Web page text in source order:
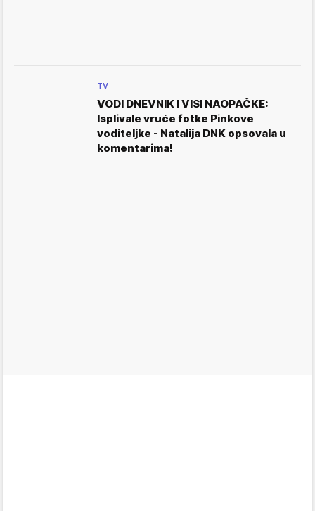
TV
VODI DNEVNIK I VISI NAOPAČKE:
Isplivale vruće fotke Pinkove
voditeljke - Natalija DNK opsovala u
komentarima!